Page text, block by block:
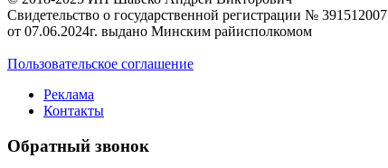
Свидетельство о государственной регистрации № 391512007
от 07.06.2024г. выдано Минским райисполкомом
Пользовательское соглашение
Реклама
Контакты
Обратный звонок